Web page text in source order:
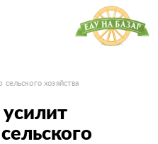
хозяйства